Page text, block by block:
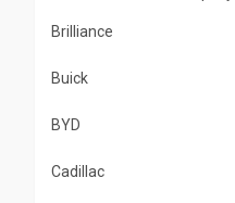
Brilliance
Buick
BYD
Cadillac